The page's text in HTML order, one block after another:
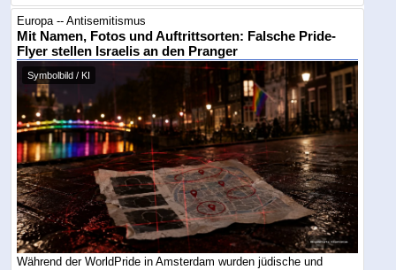
Europa -- Antisemitismus
Mit Namen, Fotos und Auftrittsorten: Falsche Pride-
Flyer stellen Israelis an den Pranger
Symbolbild / KI
Während der WorldPride in Amsterdam wurden jüdische und